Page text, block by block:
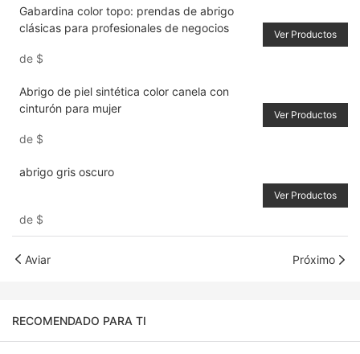
Gabardina color topo: prendas de abrigo
clásicas para profesionales de negocios
de $
Ver Productos
Abrigo de piel sintética color canela con
cinturón para mujer
de $
Ver Productos
abrigo gris oscuro
de $
Ver Productos
Aviar Próximo
RECOMENDADO PARA TI